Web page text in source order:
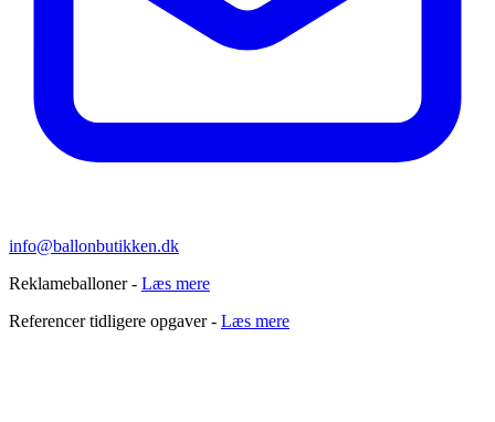
info@ballonbutikken.dk
Reklameballoner - Læs mere
Referencer tidligere opgaver - Læs mere